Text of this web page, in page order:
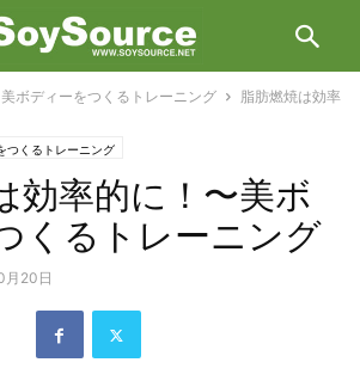
美ボディーをつくるトレーニング
脂肪燃焼は効率
つくるトレーニング
効率的に！〜美ボ
くるトレーニング
月20日